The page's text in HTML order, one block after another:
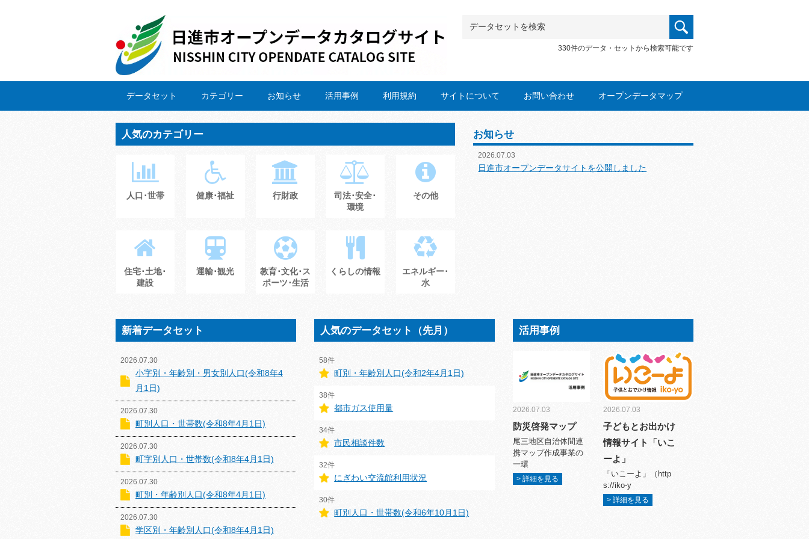
330件のデータ・セットから検索可能です
データセット カテゴリー お知らせ 活用事例 利用規約 サイトについて お問い合わせ オープンデータマップ
人気のカテゴリー
人口･世帯 健康･福祉 行財政
司法･安全･
環境
その他
住宅･土地･
建設
運輸･観光
教育･文化･ス
ポーツ･生活
くらしの情報
エネルギー･
水
お知らせ
2026.07.03
日進市オープンデータサイトを公開しました
新着データセット
2026.07.30
小字別・年齢別・男女別人口(令和8年4
月1日)
2026.07.30
町別人口・世帯数(令和8年4月1日)
2026.07.30
町字別人口・世帯数(令和8年4月1日)
2026.07.30
町別・年齢別人口(令和8年4月1日)
2026.07.30
学区別・年齢別人口(令和8年4月1日)
人気のデータセット（先月）
58件
町別・年齢別人口(令和2年4月1日)
38件
都市ガス使用量
34件
市民相談件数
32件
にぎわい交流館利用状況
30件
町別人口・世帯数(令和6年10月1日)
活用事例
2026.07.03
防災啓発マップ
尾三地区自治体間連
携マップ作成事業の
一環
> 詳細を見る
2026.07.03
子どもとお出かけ
情報サイト「いこ
ーよ」
「いこーよ」（http
s://iko-y
> 詳細を見る